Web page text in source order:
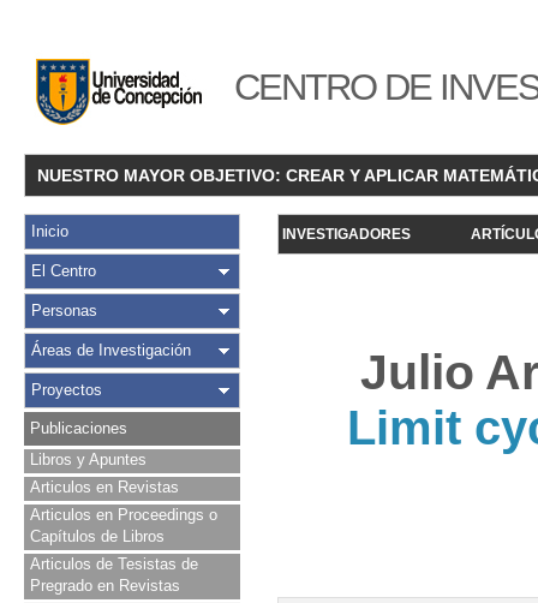
CENTRO DE
NUESTRO MAYOR OBJETIVO: CREAR Y APLICAR
Inicio
El Centro
Personas
Áreas de Investigación
Proyectos
Publicaciones
Libros y Apuntes
Articulos en Revistas
Articulos en Proceedings o
Capítulos de Libros
Articulos de Tesistas de
Pregrado en Revistas
INVESTIGADORES
Julio
Limit